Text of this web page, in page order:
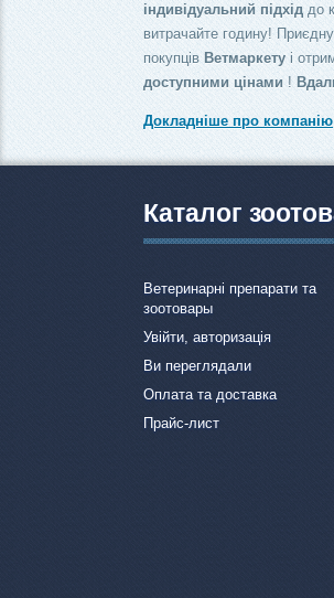
індивідуальний підхід до
витрачайте годину!
покупців Ветмаркетуі
доступними цінами !
Докладніше про компанію
Каталог
Ветеринарні препарати та
зоотовары
Увійти, авторизація
Ви переглядали
Оплата та доставка
Прайс-лист